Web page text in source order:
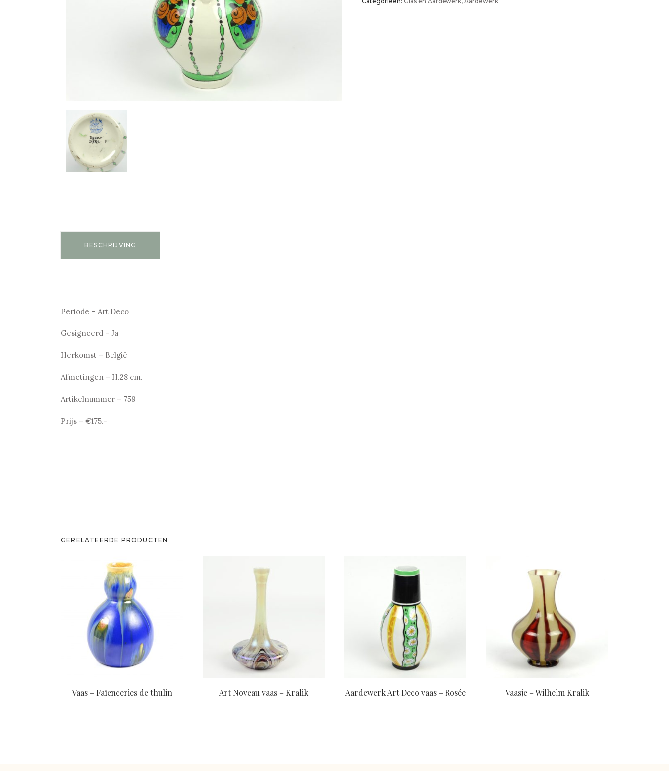
BESCHRIJVING
Periode – Art Deco
Gesigneerd – Ja
Herkomst – België
Afmetingen – H.28 cm.
Artikelnummer – 759
Prijs – €175.-
GERELATEERDE PRODUCTEN
Vaas – Faïenceries de thulin Art Noveau vaas – Kralik Aardewerk Art Deco vaas – Rosée Vaasje – Wilhelm Kralik